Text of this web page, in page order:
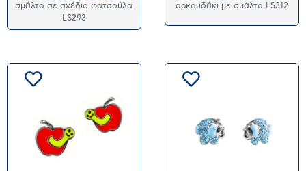
σμάλτο σε σχέδιο φατσούλα
LS293
αρκουδάκι με σμάλτο LS312